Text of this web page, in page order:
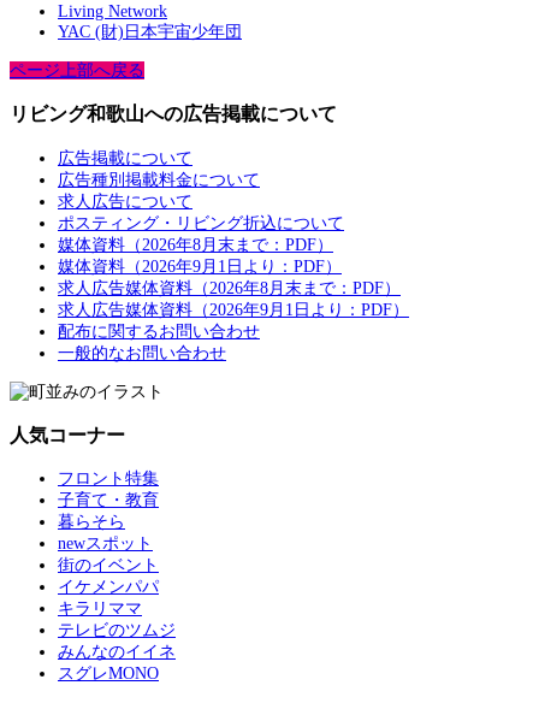
Living Network
YAC (財)日本宇宙少年団
ページ上部へ戻る
リビング和歌山への広告掲載について
広告掲載について
広告種別掲載料金について
求人広告について
ポスティング・リビング折込について
媒体資料（2026年8月末まで：PDF）
媒体資料（2026年9月1日より：PDF）
求人広告媒体資料（2026年8月末まで：PDF）
求人広告媒体資料（2026年9月1日より：PDF）
配布に関するお問い合わせ
一般的なお問い合わせ
人気コーナー
フロント特集
子育て・教育
暮らそら
newスポット
街のイベント
イケメンパパ
キラリママ
テレビのツムジ
みんなのイイネ
スグレMONO